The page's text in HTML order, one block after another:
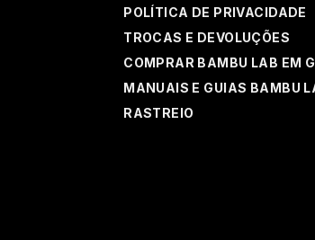
POLÍTICA DE PRIVACIDADE
TROCAS E DEVOLUÇÕES
COMPRAR BAMBU LAB EM
MANUAIS E GUIAS BAMBU
RASTREIO